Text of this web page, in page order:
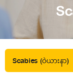
Scabies (ဝဲယားနာ)